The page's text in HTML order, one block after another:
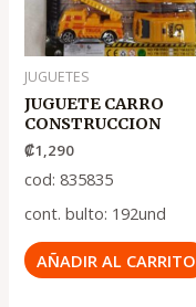
JUGUETES
JUGUETE CARRO
CONSTRUCCION
₡1,290
cod: 835835
cont. bulto: 192und
AÑADIR AL CARRITO